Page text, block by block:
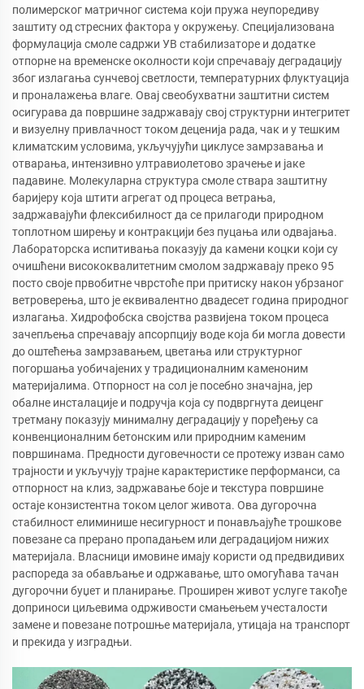
полимерског матричног система који пружа неупоредиву
заштиту од стресних фактора у окружењу. Специјализована
формулација смоле садржи УВ стабилизаторе и додатке
отпорне на временске околности који спречавају деградацију
због излагања сунчевој светлости, температурних флуктуација
и проналажења влаге. Овај свеобухватни заштитни систем
осигурава да површине задржавају свој структурни интегритет
и визуелну привлачност током деценија рада, чак и у тешким
климатским условима, укључујући циклусе замрзавања и
отварања, интензивно ултравиолетово зрачење и јаке
падавине. Молекуларна структура смоле ствара заштитну
баријеру која штити агрегат од процеса ветрања,
задржавајући флексибилност да се прилагоди природном
топлотном ширењу и контракцији без пуцања или одвајања.
Лабораторска испитивања показују да камени коцки који су
очишћени висококвалитетним смолом задржавају преко 95
посто своје првобитне чврстоће при притиску након убрзаног
ветроверења, што је еквивалентно двадесет година природног
излагања. Хидрофобска својства развијена током процеса
зачепљења спречавају апсорпцију воде која би могла довести
до оштећења замрзавањем, цветања или структурног
погоршања уобичајених у традиционалним каменоним
материјалима. Отпорност на сол је посебно значајна, јер
обалне инсталације и подручја која су подвргнута деиценг
третману показују минималну деградацију у поређењу са
конвенционалним бетонским или природним каменим
површинама. Предности дуговечности се протежу изван само
трајности и укључују трајне карактеристике перформанси, са
отпорност на клиз, задржавање боје и текстура површине
остаје конзистентна током целог живота. Ова дугорочна
стабилност елиминише несигурност и понављајуће трошкове
повезане са прерано пропадањем или деградацијом нижих
материјала. Власници имовине имају користи од предвидивих
распореда за обављање и одржавање, што омогућава тачан
дугорочни буџет и планирање. Проширен живот услуге такође
доприноси циљевима одрживости смањењем учесталости
замене и повезане потрошње материјала, утицаја на транспорт
и прекида у изградњи.